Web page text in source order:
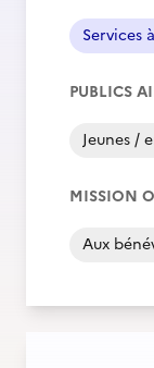
Services
PUBLICS
Jeunes /
MISSION
Aux